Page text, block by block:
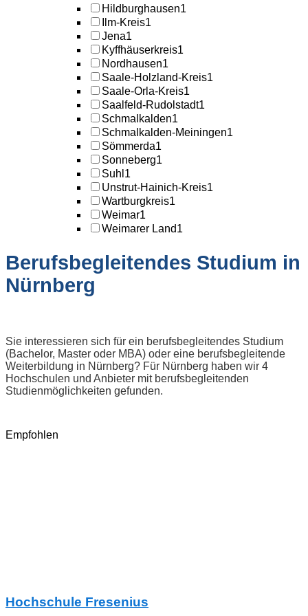
Hildburghausen1
Ilm-Kreis1
Jena1
Kyffhäuserkreis1
Nordhausen1
Saale-Holzland-Kreis1
Saale-Orla-Kreis1
Saalfeld-Rudolstadt1
Schmalkalden1
Schmalkalden-Meiningen1
Sömmerda1
Sonneberg1
Suhl 1
Unstrut-Hainich-Kreis1
Wartburgkreis1
Weimar1
Weimarer Land1
Berufsbegleitendes Studium in
Nürnberg
Sie interessieren sich für ein berufsbegleitendes Studium
(Bachelor, Master oder MBA) oder eine berufsbegleitende
Weiterbildung in Nürnberg? Für Nürnberg haben wir 4
Hochschulen und Anbieter mit berufsbegleitenden
Studienmöglichkeiten gefunden.
Empfohlen
Hochschule Fresenius